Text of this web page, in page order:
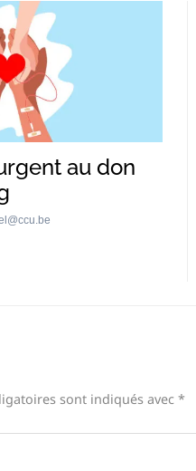
au don
sont indiqués avec *